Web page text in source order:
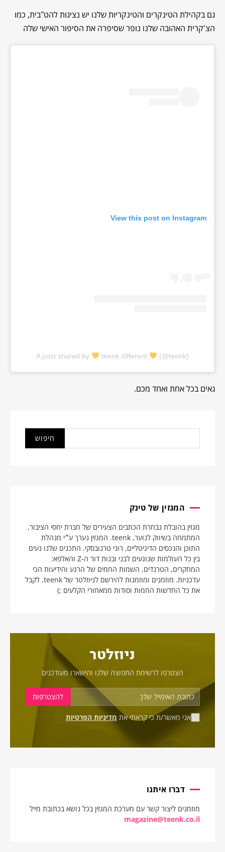
גם בקהילת הטינקרים והטינקריות שלנו יש נציגות להט"בית, כמו
הצ'קרית האהובה שלנו נופר שסיפרה את הסיפור האישי שלה
View this post on Instagram
A post shared by teenk different (@teenk)
גאים בכל אחת ואחד מכם.
המגזין של טינק
מגזין בהובלת נבחרת הכתבים הצעירים של חברת יחסי הציבור,
המתמחה בשיווק לנוער, teenk. המגזין נערך ע״י מנהלת
התוכן והנכסים הדיגיטליים, רוני טרנובסקי. התכנים שלנו נעים
בין כל העולמות שנוגעים לבני ובנות דור ה-Z והאלפא:
המחקרים, הטרנדים, השמות החמים של הרגע והידיעות הכי
עדכניות. מוזמנים ומוזמנות להירשם לניוזלטר של teenk, לקבל
את כל החדשות החמות וסודות ממאחורי הקלעים ;)
ניוזלטר
הצטרפו לרשימת התפוצה שלנו והישארו מעודכנים
אני מאשר/ת כי קראתי את מדיניות הפרטיות
דברו איתנו
מוזמנים ליצור קשר עם מערכת המגזין בכל נושא בכתובת מייל
magazine@teenk.co.il